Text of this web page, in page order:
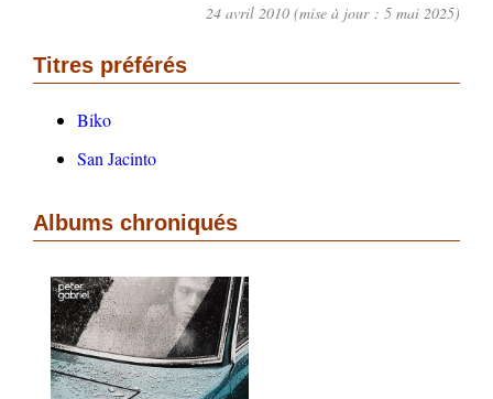
24 avril 2010 (mise à jour : 5 mai 2025)
Titres préférés
Biko
San Jacinto
Albums chroniqués